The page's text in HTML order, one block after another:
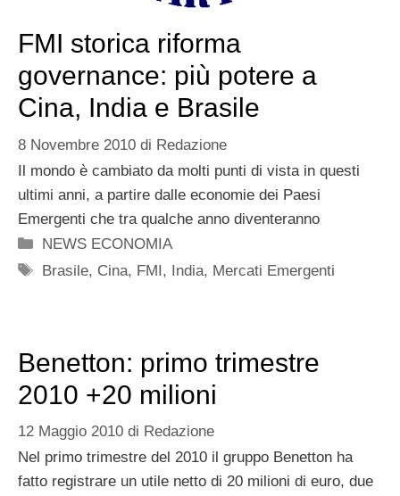
FMI storica riforma
governance: più potere a
Cina, India e Brasile
8 Novembre 2010 di Redazione
Il mondo è cambiato da molti punti di vista in questi
ultimi anni, a partire dalle economie dei Paesi
Emergenti che tra qualche anno diventeranno
Categorie
NEWS ECONOMIA
Tag
Brasile, Cina, FMI, India, Mercati Emergenti
Benetton: primo trimestre
2010 +20 milioni
12 Maggio 2010 di Redazione
Nel primo trimestre del 2010 il gruppo Benetton ha
fatto registrare un utile netto di 20 milioni di euro, due